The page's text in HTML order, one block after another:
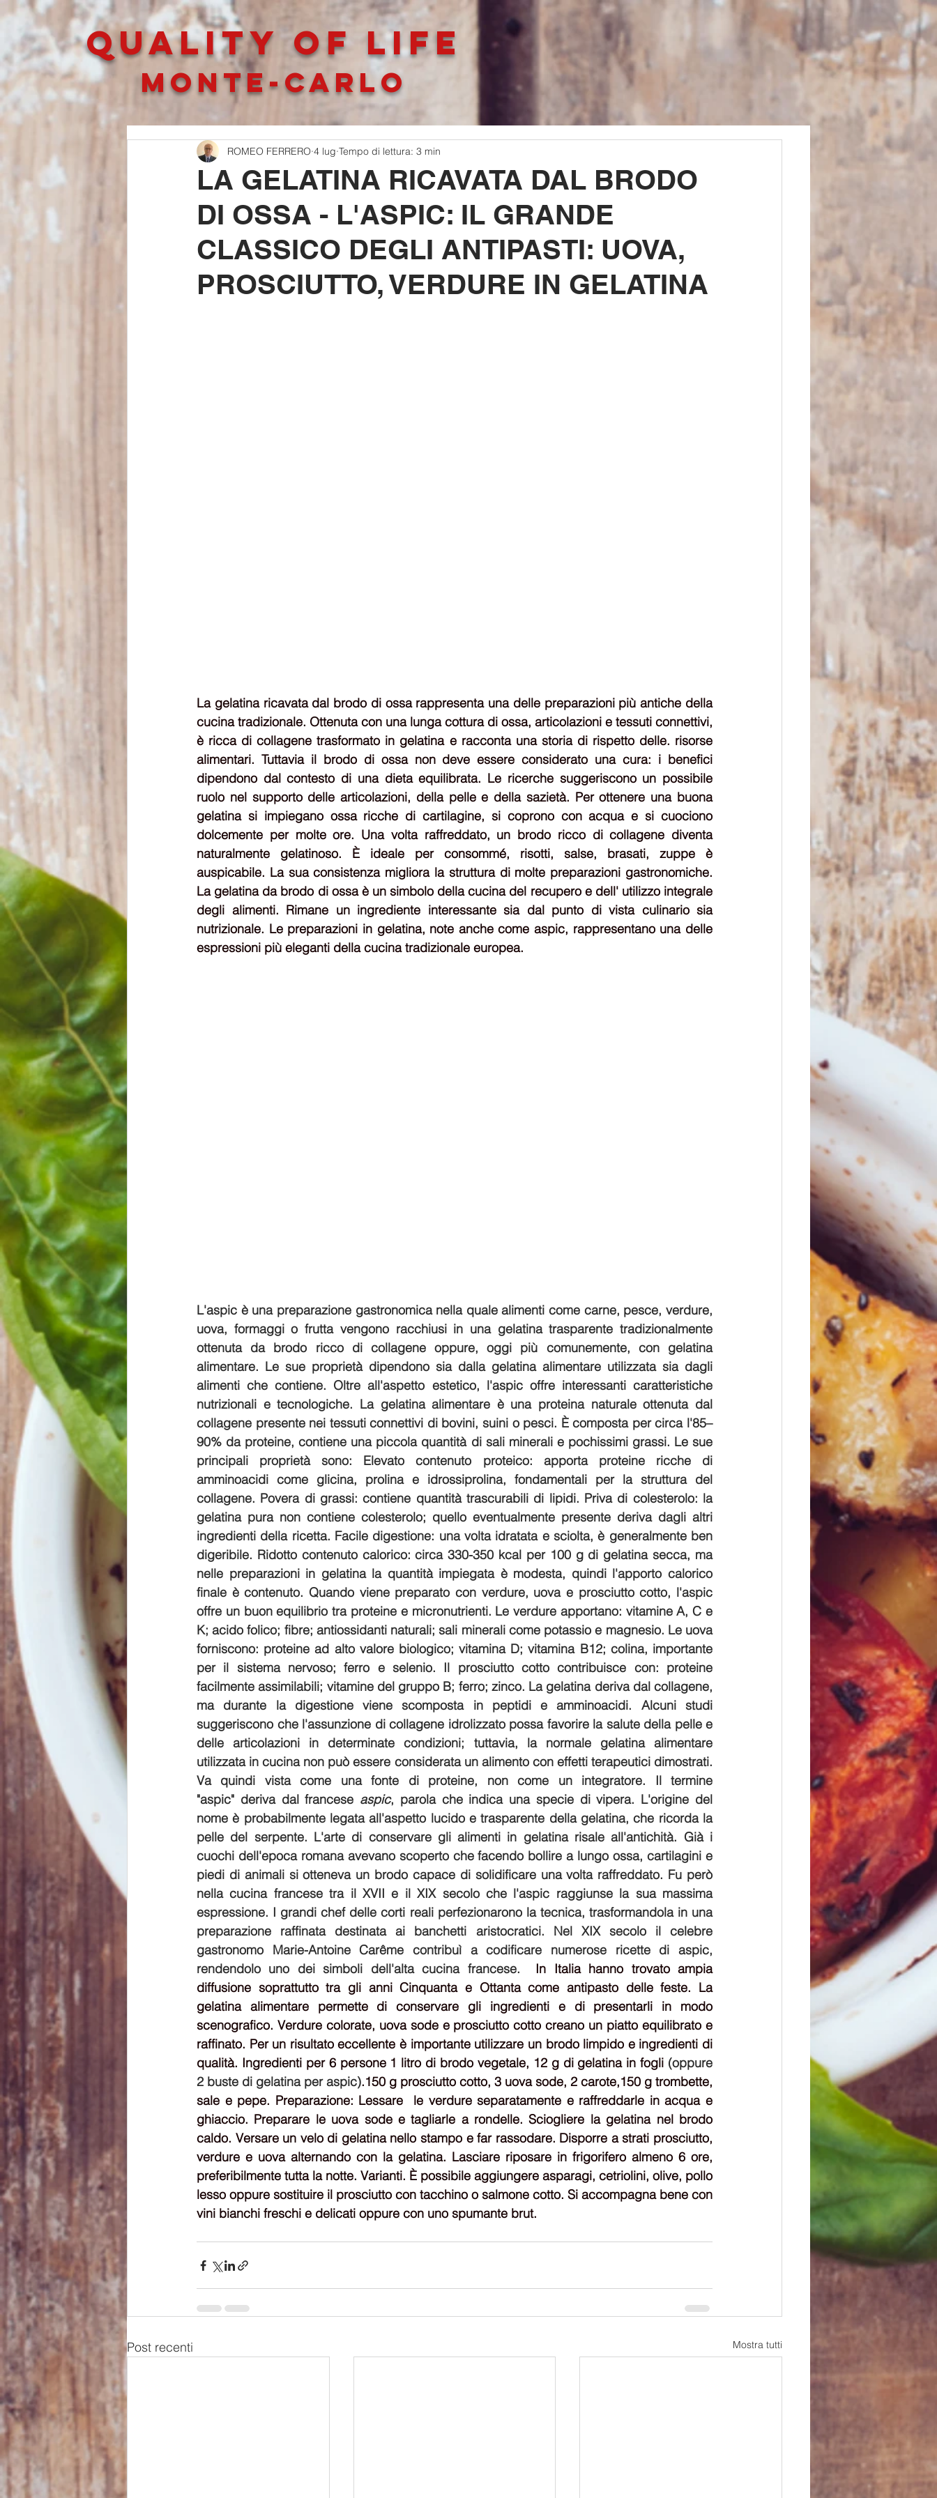
QUALITY OF LIFe
MONTE-CARLO
LA GELATINA RICAVATA DAL BRODO
DI OSSA - L'ASPIC: IL GRANDE
CLASSICO DEGLI ANTIPASTI: UOVA,
PROSCIUTTO, VERDURE IN GELATINA
ROMEO FERRERO 4 lug Tempo di lettura: 3 min
La gelatina ricavata dal brodo di ossa rappresenta una delle preparazioni più antiche della
cucina tradizionale. Ottenuta con una lunga cottura di ossa, articolazioni e tessuti connettivi,
è ricca di collagene trasformato in gelatina e racconta una storia di rispetto delle. risorse
alimentari. Tuttavia il brodo di ossa non deve essere considerato una cura: i benefici
dipendono dal contesto di una dieta equilibrata. Le ricerche suggeriscono un possibile
ruolo nel supporto delle articolazioni, della pelle e della sazietà. Per ottenere una buona
gelatina si impiegano ossa ricche di cartilagine, si coprono con acqua e si cuociono
dolcemente per molte ore. Una volta raffreddato, un brodo ricco di collagene diventa
naturalmente gelatinoso. È ideale per consommé, risotti, salse, brasati, zuppe è
auspicabile. La sua consistenza migliora la struttura di molte preparazioni gastronomiche.
La gelatina da brodo di ossa è un simbolo della cucina del recupero e dell' utilizzo integrale
degli alimenti. Rimane un ingrediente interessante sia dal punto di vista culinario sia
nutrizionale. Le preparazioni in gelatina, note anche come aspic, rappresentano una delle
espressioni più eleganti della cucina tradizionale europea.
L'aspic è una preparazione gastronomica nella quale alimenti come carne, pesce, verdure,
uova, formaggi o frutta vengono racchiusi in una gelatina trasparente tradizionalmente
ottenuta da brodo ricco di collagene oppure, oggi più comunemente, con gelatina
alimentare. Le sue proprietà dipendono sia dalla gelatina alimentare utilizzata sia dagli
alimenti che contiene. Oltre all'aspetto estetico, l'aspic offre interessanti caratteristiche
nutrizionali e tecnologiche. La gelatina alimentare è una proteina naturale ottenuta dal
collagene presente nei tessuti connettivi di bovini, suini o pesci. È composta per circa l'85–
90% da proteine, contiene una piccola quantità di sali minerali e pochissimi grassi. Le sue
principali proprietà sono: Elevato contenuto proteico: apporta proteine ricche di
amminoacidi come glicina, prolina e idrossiprolina, fondamentali per la struttura del
collagene. Povera di grassi: contiene quantità trascurabili di lipidi. Priva di colesterolo: la
gelatina pura non contiene colesterolo; quello eventualmente presente deriva dagli altri
ingredienti della ricetta. Facile digestione: una volta idratata e sciolta, è generalmente ben
digeribile. Ridotto contenuto calorico: circa 330-350 kcal per 100 g di gelatina secca, ma
nelle preparazioni in gelatina la quantità impiegata è modesta, quindi l'apporto calorico
finale è contenuto. Quando viene preparato con verdure, uova e prosciutto cotto, l'aspic
offre un buon equilibrio tra proteine e micronutrienti. Le verdure apportano: vitamine A, C e
K; acido folico; fibre; antiossidanti naturali; sali minerali come potassio e magnesio. Le uova
forniscono: proteine ad alto valore biologico; vitamina D; vitamina B12; colina, importante
per il sistema nervoso; ferro e selenio. Il prosciutto cotto contribuisce con: proteine
facilmente assimilabili; vitamine del gruppo B; ferro; zinco. La gelatina deriva dal collagene,
ma durante la digestione viene scomposta in peptidi e amminoacidi. Alcuni studi
suggeriscono che l'assunzione di collagene idrolizzato possa favorire la salute della pelle e
delle articolazioni in determinate condizioni; tuttavia, la normale gelatina alimentare
utilizzata in cucina non può essere considerata un alimento con effetti terapeutici dimostrati.
Va quindi vista come una fonte di proteine, non come un integratore.
Il termine
"aspic" deriva dal francese aspic, parola che indica una specie di vipera. L'origine del
nome è probabilmente legata all'aspetto lucido e trasparente della gelatina, che ricorda la
pelle del serpente. L'arte di conservare gli alimenti in gelatina risale all'antichità. Già i
cuochi dell'epoca romana avevano scoperto che facendo bollire a lungo ossa, cartilagini e
piedi di animali si otteneva un brodo capace di solidificare una volta raffreddato. Fu però
nella cucina francese tra il XVII e il XIX secolo che l'aspic raggiunse la sua massima
espressione. I grandi chef delle corti reali perfezionarono la tecnica, trasformandola in una
preparazione raffinata destinata ai banchetti aristocratici. Nel XIX secolo il celebre
gastronomo Marie-Antoine Carême contribuì a codificare numerose ricette di aspic,
rendendolo uno dei simboli dell'alta cucina francese. In Italia hanno trovato ampia
diffusione soprattutto tra gli anni Cinquanta e Ottanta come antipasto delle feste. La
gelatina alimentare permette di conservare gli ingredienti e di presentarli in modo
scenografico. Verdure colorate, uova sode e prosciutto cotto creano un piatto equilibrato e
raffinato. Per un risultato eccellente è importante utilizzare un brodo limpido e ingredienti di
qualità. Ingredienti per 6 persone 1 litro di brodo vegetale, 12 g di gelatina in fogli (oppure
2 buste di gelatina per aspic).150 g prosciutto cotto, 3 uova sode, 2 carote,150 g trombette,
sale e pepe. Preparazione: Lessare  le verdure separatamente e raffreddarle in acqua e
ghiaccio. Preparare le uova sode e tagliarle a rondelle. Sciogliere la gelatina nel brodo
caldo. Versare un velo di gelatina nello stampo e far rassodare. Disporre a strati prosciutto,
verdure e uova alternando con la gelatina. Lasciare riposare in frigorifero almeno 6 ore,
preferibilmente tutta la notte. Varianti. È possibile aggiungere asparagi, cetriolini, olive, pollo
lesso oppure sostituire il prosciutto con tacchino o salmone cotto. Si accompagna bene con
vini bianchi freschi e delicati oppure con uno spumante brut.
Post recenti Mostra tutti